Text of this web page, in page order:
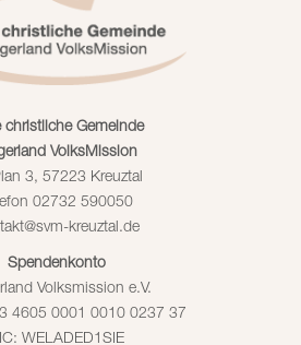
christliche Gemeinde
VolksMission
3, 57223 Kreuztal
02732 590050
@svm-kreuztal.de
Spendenkonto
Volksmission e.V.
4605 0001 0010 0237 37
WELADED1SIE